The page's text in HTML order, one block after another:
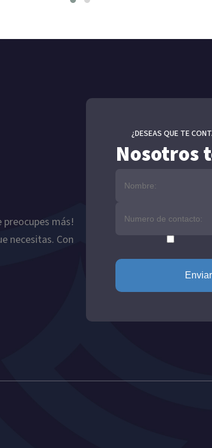
generalmente se utilizan
para la transmisión de las
áreas libres de transmisión y recepción de
como Wireless y Radio. Instalación y
más!
necesitas. Con
¿DESEAS QUE TE
Nosotros